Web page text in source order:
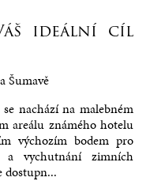
ideální cíl
Šumavě
nachází na malebném
areálu známého hotelu
výchozím bodem pro
a vychutnání zimních
dostupn...